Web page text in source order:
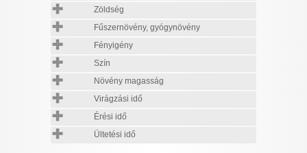
Zöldség
Fűszernövény, gyógynövény
Fényigény
Szín
Növény magasság
Virágzási idő
Érési idő
Ültetési idő